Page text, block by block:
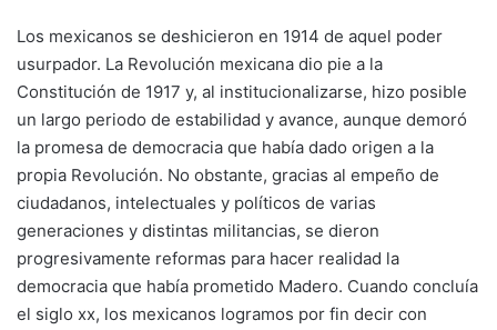
Los mexicanos se deshicieron en 1914 de aquel poder
usurpador. La Revolución mexicana dio pie a la
Constitución de 1917 y, al institucionalizarse, hizo posible
un largo periodo de estabilidad y avance, aunque demoró
la promesa de democracia que había dado origen a la
propia Revolución. No obstante, gracias al empeño de
ciudadanos, intelectuales y políticos de varias
generaciones y distintas militancias, se dieron
progresivamente reformas para hacer realidad la
democracia que había prometido Madero. Cuando concluía
el siglo xx, los mexicanos logramos por fin decir con